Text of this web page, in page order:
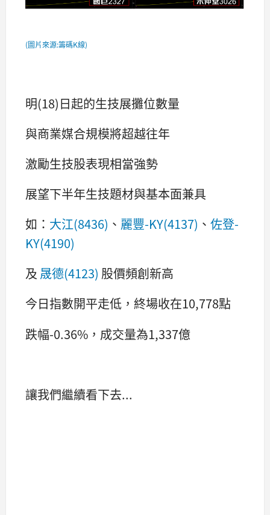
(圖片來源:籌碼K線)
明(18)日起的生技展攤位數量
與商業媒合規模將超越往年
激勵生技股表現相當強勢
展望下半年生技題材與基本面兼具
如： 大江(8436) 、 麗豐-KY(4137) 、 佐登-
KY(4190)
及 晟德(4123) 股價頻創新高
今日指數開平走低，終場收在10,778點
跌幅-0.36%，成交量為1,337億
讓我們繼續看下去...